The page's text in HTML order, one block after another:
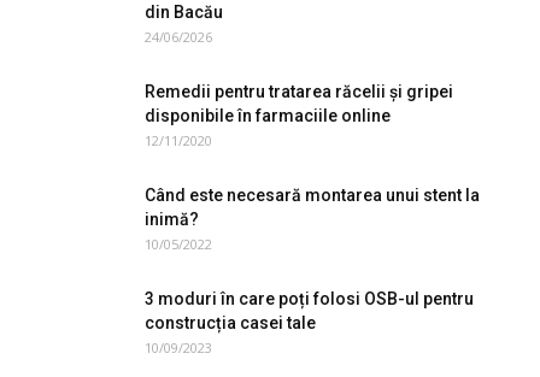
din Bacău
24/06/2026
Remedii pentru tratarea răcelii și gripei
disponibile în farmaciile online
12/11/2020
Când este necesară montarea unui stent la
inimă?
10/05/2022
3 moduri în care poți folosi OSB-ul pentru
construcția casei tale
10/09/2023